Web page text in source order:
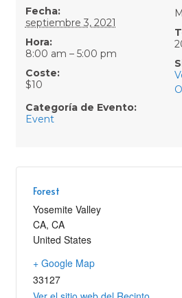
Fecha:
septiembre 3, 2021
Hora:
8:00 am – 5:00 pm
Coste:
$10
Categoría de Evento:
Event
Forest
Yosemite Valley
CA, CA
United States
+ Google Map
33127